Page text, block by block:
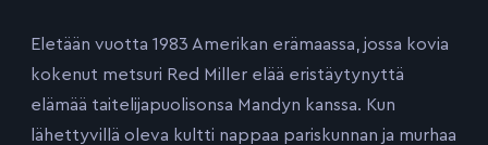
Eletään vuotta 1983 Amerikan erämaassa, jossa kovia
kokenut metsuri Red Miller elää eristäytynyttä
elämää taitelijapuolisonsa Mandyn kanssa. Kun
lähettyvillä oleva kultti nappaa pariskunnan ja murhaa